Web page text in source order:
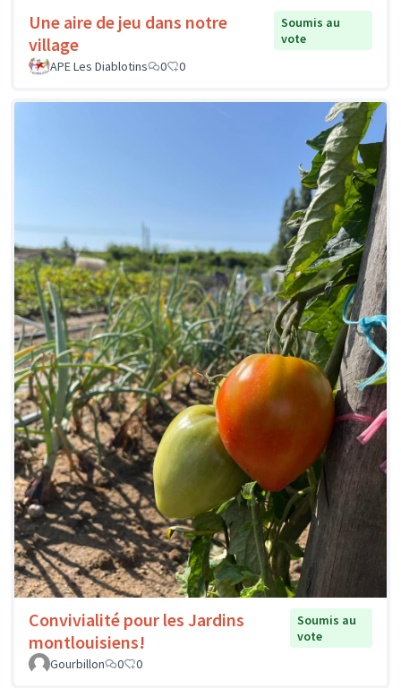
Une aire de jeu dans notre
village
Soumis au
vote
APE Les Diablotins
0 0
Convivialité pour les Jardins
montlouisiens!
Soumis au
vote
Gourbillon
0 0